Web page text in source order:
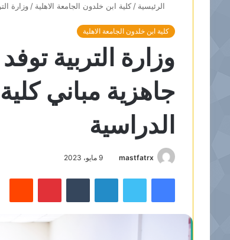
الرئيسية / كلية ابن خلدون الجامعة الاهلية / وزارة
كلية ابن خلدون الجامعة الاهلية
وزارة التربية
جاهزية مباني
الدراسية
mastfatrx 9 مايو، 2023
فيسبوك تويتر لينكدإن ‏Tumblr بينتيريست ‏Reddit